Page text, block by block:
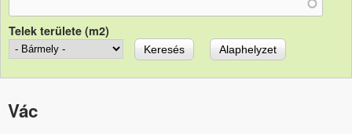
Telek területe (m2)
Vác